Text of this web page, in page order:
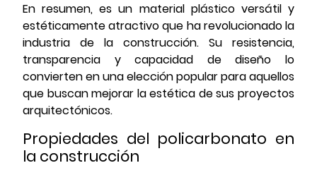
En resumen, es un material plástico versátil y
estéticamente atractivo que ha revolucionado la
industria de la construcción. Su resistencia,
transparencia y capacidad de diseño lo
convierten en una elección popular para aquellos
que buscan mejorar la estética de sus proyectos
arquitectónicos.
Propiedades del policarbonato en
la construcción